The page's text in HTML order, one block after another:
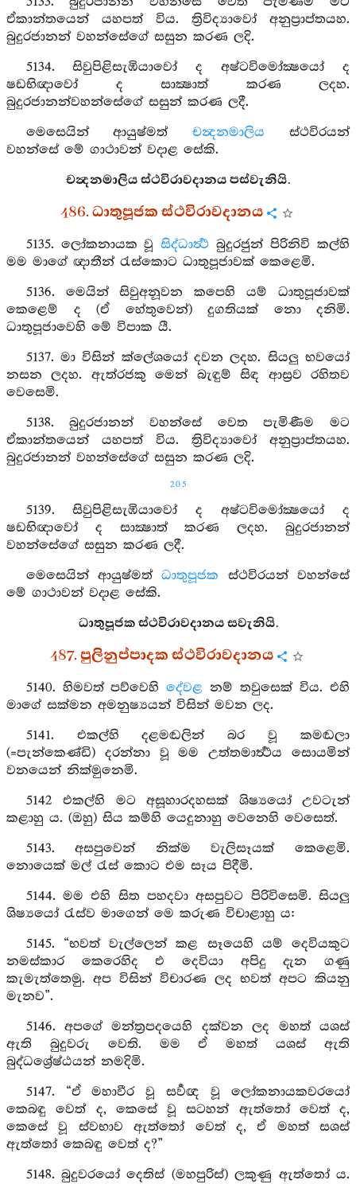
ඒකාන්තයෙන් යහපත් විය. ත්‍රිවිද්‍යාවෝ අනුප්‍රාප්තයහ.
බුදුරජානන් වහන්සේගේ සසුන කරණ ලදි.
5134. සිවුපිළිසැඹියාවෝ ද අෂ්ටවිමෝක්‍ෂයෝ ද
ෂඩභිඥාවෝ ද සාක්‍ෂාත් කරණ ලදහ.
බුදුරජානන්වහන්සේගේ සසුන් කරණ ලදී.
මෙසෙයින් ආයුෂ්මත්චන්‍දනමාලිය ස්ථවිරයන්
වහන්සේ මේ ගාථාවන් වදාළ සේකි.
චන්‍දනමාලිය ස්ථවිරාවදානය පස්වැනියි.
486. ධාතුපූජක ස්ථවිරාවදානය
5135. ලෝකනායක වූසිද්ධාර්‍ත්‍ථ බුදුරජුන් පිරිනිවි කල්හි
මම මාගේ ඥාතීන් රැස්කොට ධාතුපූජාවක් කෙළෙමි.
5136. මෙයින් සිවුඅනූවන කපෙහි යම් ධාතුපූජාවක්
කෙළෙම් ද (ඒ හේතුවෙන්) දුගතියක් නො දනිමි.
ධාතුපූජාවෙහි මේ විපාක යී.
5137. මා විසින් ක්ලේශයෝ දවන ලදහ. සියලු භවයෝ
නසන ලදහ. ඇත්රජකු මෙන් බැඳුම් සිඳ ආස්‍රව රහිතව
වෙසෙමි.
5138. බුදුරජානන් වහන්සේ වෙත පැමිණීම මට
ඒකාන්තයෙන් යහපත් විය. ත්‍රිවිද්‍යාවෝ අනුප්‍රාප්තයහ.
බුදුරජානන් වහන්සේගේ සසුන කරණ ලදි.
205
5139. සිවුපිළිසැඹියාවෝ ද අෂ්ටවිමෝක්‍ෂයෝ ද
ෂඩභිඥාවෝ ද සාක්‍ෂාත් කරණ ලදහ. බුදුරජානන්
වහන්සේගේ සසුන කරණ ලදී.
මෙසෙයින් ආයුෂ්මත්ධාතුපූජක ස්ථවිරයන් වහන්සේ
මේ ගාථාවන් වදාළ සේකි.
ධාතුපූජක ස්ථවිරාවදානය සවැනියි.
487. පුලිනුප්පාදක ස්ථවිරාවදානය
5140. හිමවත් පව්වෙහිදේවළ නම් තවුසෙක් විය. එහි
මාගේ සක්මන අමනුෂ්‍යයන් විසින් මවන ලද.
5141. එකල්හි දළමඬලින් බර වූ කමඬලා
(=පැන්කෙණ්ඩි) දරන්නා වූ මම උත්තමාර්‍ත්‍ථය සොයමින්
වනයෙන් නික්මුනෙමි.
5142 එකල්හි මට අසූහාරදහසක් ශිෂ්‍යයෝ උවටැන්
කළාහු ය. (ඔහු) සිය කම්හි යෙදුනාහු වෙනෙහි වෙසෙත්.
5143. අසපුවෙන් නික්ම වැලිසෑයක් කෙළෙමි.
නොයෙක් මල් රැස් කොට එම සෑය පිදීමි.
5144. මම එහි සිත පහදවා අසපුවට පිරිවිසෙමි. සියලු
ශිෂ්‍යයෝ රැස්ව මාගෙන් මෙ කරුණ විචාළාහු ය:
5145. “භවත් වැල්ලෙන් කළ සෑයෙහි යම් දෙවියකුට
නමස්කාර කෙරෙහිද එ දෙවියා අපිදු දැන ගණු
කැමැත්තෙමු. අප විසින් විචාරණ ලද භවත් අපට කියනු
මැනව”.
5146. අපගේ මන්ත්‍රපදයෙහි දක්වන ලද මහත් යශස්
ඇති බුදුවරු වෙති. මම ඒ මහත් යශස් ඇති
බුද්ධශ්‍රේෂ්ඨයන් නමදිමි.
5147. “ඒ මහාවීර වූ සර්‍වඥ වූ ලෝකනායකවරයෝ
කෙබඳු වෙත් ද, කෙසේ වූ සටහන් ඇත්තෝ වෙත් ද,
කෙසේ වූ ස්වභාව ඇත්තෝ වෙත් ද, ඒ මහත් සශස්
ඇත්තෝ කෙබඳු වෙත් ද?”
5148. බුදුවරයෝ දෙතිස් (මහපුරිස්) ලකුණු ඇත්තෝ ය.